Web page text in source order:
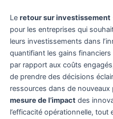
Le retour sur investissement
pour les entreprises qui
leurs investissements dans
quantifiant les gains
par rapport aux coûts
de prendre des décisions
ressources dans de nouveaux
mesure de l’impact des
l’efficacité opérationnelle, tout